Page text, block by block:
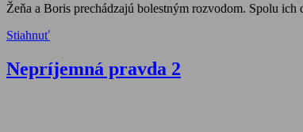
Žeňa a Boris prechádzajú bolestným rozvodom. Spolu
Stiahnuť
Nepríjemná pravda 2